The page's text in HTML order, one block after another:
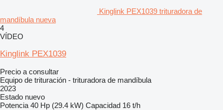
Kinglink PEX1039 trituradora de
mandíbula nueva
4
VÍDEO
Kinglink PEX1039
Precio a consultar
Equipo de trituración - trituradora de mandíbula
2023
Estado nuevo
Potencia 40 Hp (29.4 kW) Capacidad 16 t/h